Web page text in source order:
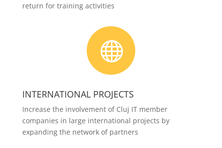
return for training activities

INTERNATIONAL PROJECTS
Increase the involvement of Cluj IT member
companies in large international projects by
expanding the network of partners